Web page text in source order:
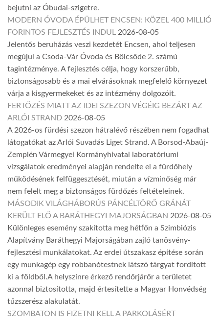
bejutni az Óbudai-szigetre.
MODERN ÓVODA ÉPÜLHET ENCSEN: KÖZEL 400 MILLIÓ
FORINTOS FEJLESZTÉS INDUL 2026-08-05
Jelentős beruházás veszi kezdetét Encsen, ahol teljesen
megújul a Csoda-Vár Óvoda és Bölcsőde 2. számú
tagintézménye. A fejlesztés célja, hogy korszerűbb,
biztonságosabb és a mai elvárásoknak megfelelő környezet
várja a kisgyermekeket és az intézmény dolgozóit.
FERTŐZÉS MIATT AZ IDEI SZEZON VÉGÉIG BEZÁRT AZ
ARLÓI STRAND 2026-08-05
A 2026-os fürdési szezon hátralévő részében nem fogadhat
látogatókat az Arlói Suvadás Liget Strand. A Borsod-Abaúj-
Zemplén Vármegyei Kormányhivatal laboratóriumi
vizsgálatok eredményei alapján rendelte el a fürdőhely
működésének felfüggesztését, miután a vízminőség már
nem felelt meg a biztonságos fürdőzés feltételeinek.
MÁSODIK VILÁGHÁBORÚS PÁNCÉLTÖRŐ GRÁNÁT
KERÜLT ELŐ A BARÁTHEGYI MAJORSÁGBAN 2026-08-05
Különleges esemény szakította meg hétfőn a Szimbiózis
Alapítvány Baráthegyi Majorságában zajló tanösvény-
fejlesztési munkálatokat. Az erdei útszakasz építése során
egy munkagép egy robbanótestnek látszó tárgyat fordított
ki a földből.A helyszínre érkező rendőrjárőr a területet
azonnal biztosította, majd értesítette a Magyar Honvédség
tűzszerész alakulatát.
SZOMBATON IS FIZETNI KELL A PARKOLÁSÉRT